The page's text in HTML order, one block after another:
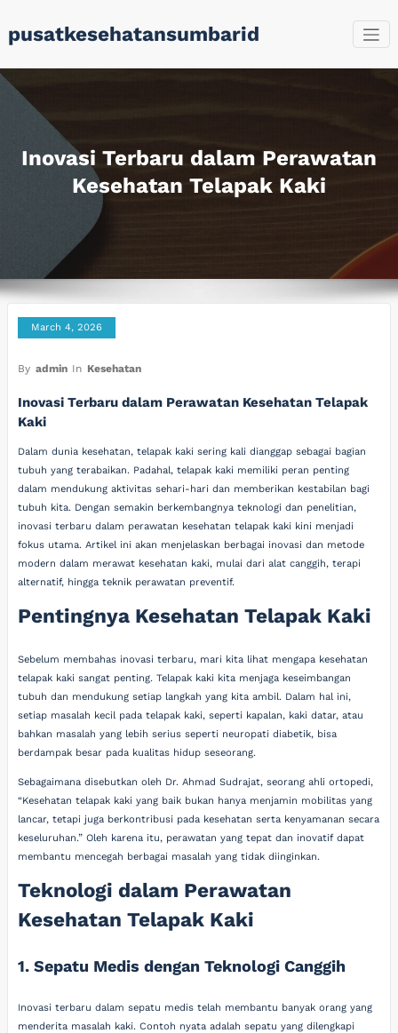
to
content
pusatkesehatansumbarid
Inovasi Terbaru dalam Perawatan
Kesehatan Telapak Kaki
March 4, 2026
By admin In Kesehatan
Inovasi Terbaru dalam Perawatan Kesehatan Telapak
Kaki
Dalam dunia kesehatan, telapak kaki sering kali dianggap sebagai bagian
tubuh yang terabaikan. Padahal, telapak kaki memiliki peran penting
dalam mendukung aktivitas sehari-hari dan memberikan kestabilan bagi
tubuh kita. Dengan semakin berkembangnya teknologi dan penelitian,
inovasi terbaru dalam perawatan kesehatan telapak kaki kini menjadi
fokus utama. Artikel ini akan menjelaskan berbagai inovasi dan metode
modern dalam merawat kesehatan kaki, mulai dari alat canggih, terapi
alternatif, hingga teknik perawatan preventif.
Pentingnya Kesehatan Telapak Kaki
Sebelum membahas inovasi terbaru, mari kita lihat mengapa kesehatan
telapak kaki sangat penting. Telapak kaki kita menjaga keseimbangan
tubuh dan mendukung setiap langkah yang kita ambil. Dalam hal ini,
setiap masalah kecil pada telapak kaki, seperti kapalan, kaki datar, atau
bahkan masalah yang lebih serius seperti neuropati diabetik, bisa
berdampak besar pada kualitas hidup seseorang.
Sebagaimana disebutkan oleh Dr. Ahmad Sudrajat, seorang ahli ortopedi,
“Kesehatan telapak kaki yang baik bukan hanya menjamin mobilitas yang
lancar, tetapi juga berkontribusi pada kesehatan serta kenyamanan secara
keseluruhan.” Oleh karena itu, perawatan yang tepat dan inovatif dapat
membantu mencegah berbagai masalah yang tidak diinginkan.
Teknologi dalam Perawatan
Kesehatan Telapak Kaki
1. Sepatu Medis dengan Teknologi Canggih
Inovasi terbaru dalam sepatu medis telah membantu banyak orang yang
menderita masalah kaki. Contoh nyata adalah sepatu yang dilengkapi